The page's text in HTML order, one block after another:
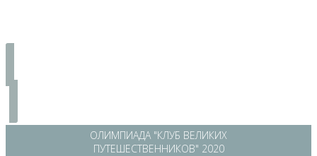
ОЛИМПИАДА "КЛУБ ВЕЛИКИХ
ПУТЕШЕСТВЕННИКОВ" 2020